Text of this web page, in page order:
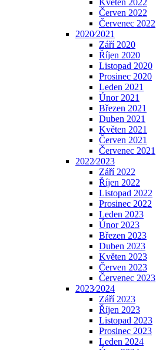
Květen 2022
Červen 2022
Červenec 2022
2020⁄2021
Září 2020
Říjen 2020
Listopad 2020
Prosinec 2020
Leden 2021
Únor 2021
Březen 2021
Duben 2021
Květen 2021
Červen 2021
Červenec 2021
2022⁄2023
Září 2022
Říjen 2022
Listopad 2022
Prosinec 2022
Leden 2023
Únor 2023
Březen 2023
Duben 2023
Květen 2023
Červen 2023
Červenec 2023
2023⁄2024
Září 2023
Říjen 2023
Listopad 2023
Prosinec 2023
Leden 2024